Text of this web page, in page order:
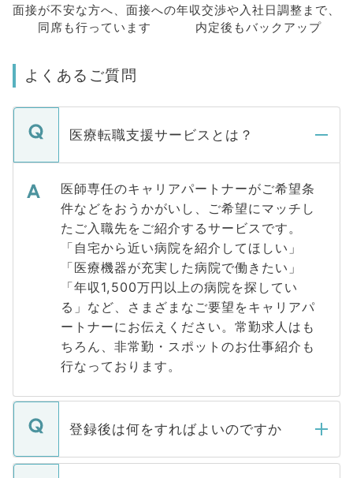
面接が不安な方へ、 面接への
同席も行っています
年収交渉や入社日調整まで、
内定後もバックアップ
よくあるご質問
医療転職支援サービスとは？
医師専任のキャリアパートナーがご希望条
件などをおうかがいし、ご希望にマッチし
たご入職先をご紹介するサービスです。
「自宅から近い病院を紹介してほしい」
「医療機器が充実した病院で働きたい」
「年収1,500万円以上の病院を探してい
る」など、さまざまなご要望をキャリアパ
ートナーにお伝えください。常勤求人はも
ちろん、非常勤・スポットのお仕事紹介も
行なっております。
登録後は何をすればよいのですか
ご登録いただきましたら、弊社担当者がご